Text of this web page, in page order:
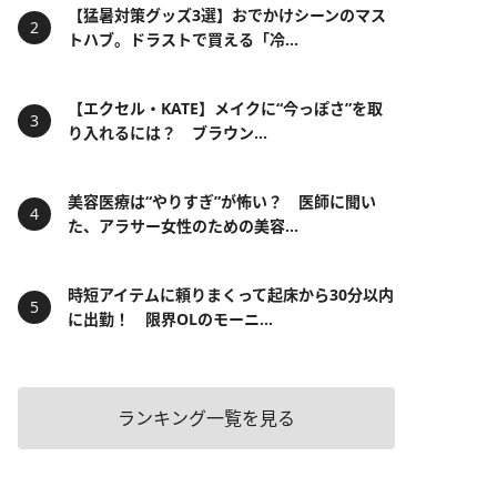
【猛暑対策グッズ3選】おでかけシーンのマス
トハブ。ドラストで買える「冷...
【エクセル・KATE】メイクに“今っぽさ”を取
り入れるには？ ブラウン...
美容医療は“やりすぎ”が怖い？ 医師に聞い
た、アラサー女性のための美容...
時短アイテムに頼りまくって起床から30分以内
に出勤！ 限界OLのモーニ...
ランキング一覧を見る